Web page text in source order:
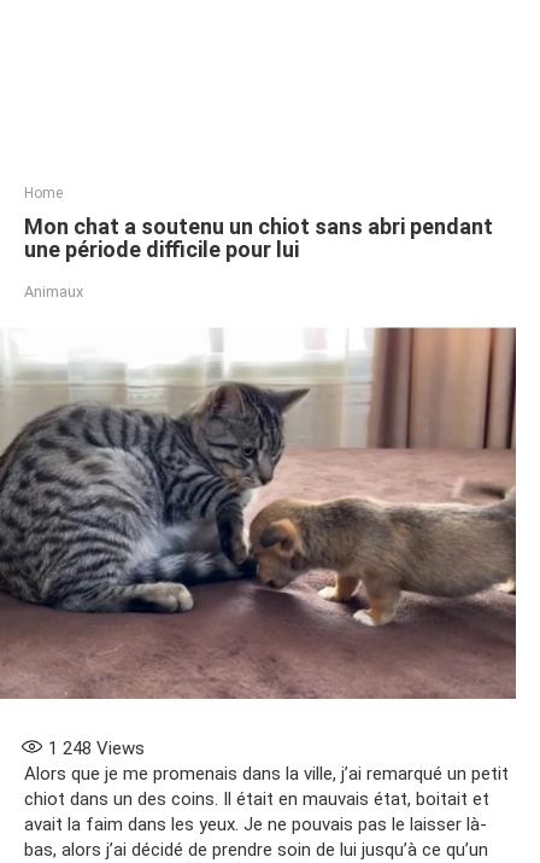
Home
Mon chat a soutenu un chiot sans abri pendant
une période difficile pour lui
Animaux
1 248 Views
Alors que je me promenais dans la ville, j’ai remarqué un petit
chiot dans un des coins. Il était en mauvais état, boitait et
avait la faim dans les yeux. Je ne pouvais pas le laisser là-
bas, alors j’ai décidé de prendre soin de lui jusqu’à ce qu’un